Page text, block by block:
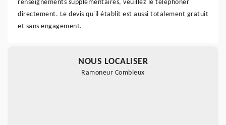
renseignements supplémentaires, veuillez le téléphoner
directement. Le devis qu'il établit est aussi totalement gratuit
et sans engagement.
NOUS LOCALISER
Ramoneur Combleux